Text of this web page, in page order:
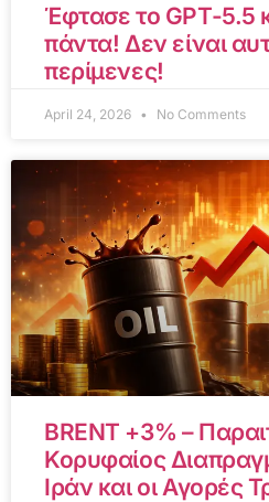
Έφτασε το GPT-5.5
πάντα! Δεν είναι
περίμενες!
April 24, 2026 No Comments
BRENT +3% –
Κορυφαίος
Ιράν και οι Αγορές